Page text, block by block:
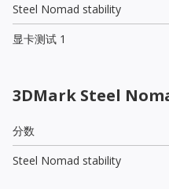
Steel Nomad stability
显卡测试 1
3DMark Steel
分数
Steel Nomad stability